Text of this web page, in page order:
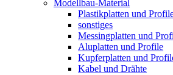
Modellbau-Material
Plastikplatten und
sonstiges
Messingplatten und
Aluplatten und Profile
Kupferplatten und
Kabel und Drähte